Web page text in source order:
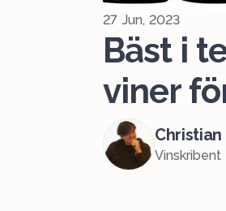
27 Jun, 2023
Bäst i
viner